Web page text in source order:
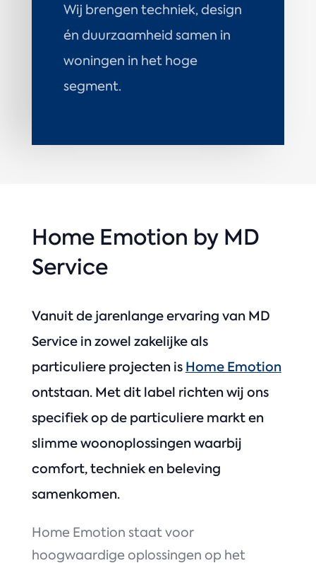
Wij brengen techniek, design
én duurzaamheid samen in
woningen in het hoge
segment.
Home Emotion by MD
Service
Vanuit de jarenlange ervaring van MD
Service in zowel zakelijke als
particuliere projecten is Home Emotion
ontstaan. Met dit label richten wij ons
specifiek op de particuliere markt en
slimme woonoplossingen waarbij
comfort, techniek en beleving
samenkomen.
Home Emotion staat voor
hoogwaardige oplossingen op het